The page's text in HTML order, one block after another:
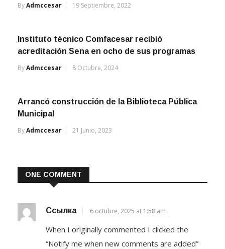
ByAdmccesar 19 Septiembre, 2022
Instituto técnico Comfacesar recibió
acreditación Sena en ocho de sus programas
ByAdmccesar 8 Octubre, 2024
Arrancó construcción de la Biblioteca Pública
Municipal
ByAdmccesar 21 Junio, 2023
ONE COMMENT
Ссылка 6 octubre, 2025 at 1:58 am
When I originally commented I clicked the
“Notify me when new comments are added”